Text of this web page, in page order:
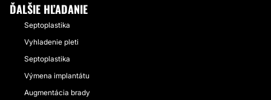
ĎALŠIE HĽADANIE
Septoplastika
Vyhladenie pleti
Septoplastika
Výmena implantátu
Augmentácia brady